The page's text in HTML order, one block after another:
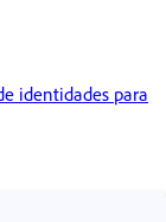
identidades para